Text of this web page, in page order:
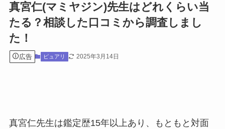
真宮仁(マミヤジン)先生はどれくらい当
たる？相談した口コミから調査しまし
た！
広告 ピュアリ 2025年3月14日
真宮仁先生は鑑定歴15年以上あり、もともと対面